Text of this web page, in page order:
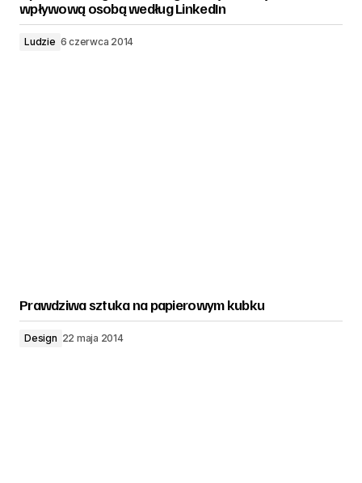
wpływową osobą według LinkedIn
Ludzie 6 czerwca 2014
Prawdziwa sztuka na papierowym kubku
Design 22 maja 2014